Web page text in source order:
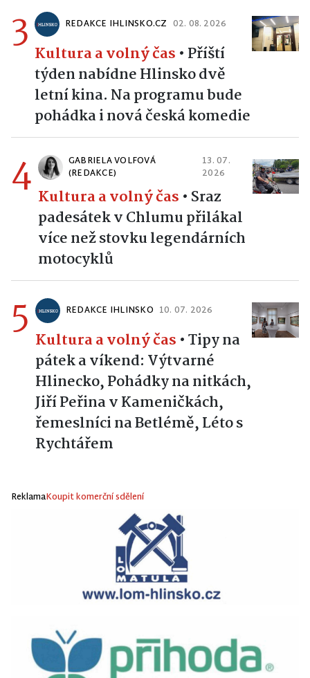
3 REDAKCE IHLINSKO.CZ 02. 08. 2026
Kultura a volný čas • Příští
týden nabídne Hlinsko dvě
letní kina. Na programu bude
pohádka i nová česká komedie
4
GABRIELA VOLFOVÁ
(REDAKCE)
13. 07.
2026
Kultura a volný čas • Sraz
padesátek v Chlumu přilákal
více než stovku legendárních
motocyklů
5 REDAKCE IHLINSKO 10. 07. 2026
Kultura a volný čas •Tipy na
pátek a víkend: Výtvarné
Hlinecko, Pohádky na nitkách,
Jiří Peřina v Kameničkách,
řemeslníci na Betlémě, Léto s
Rychtářem
ReklamaKoupit komerční sdělení